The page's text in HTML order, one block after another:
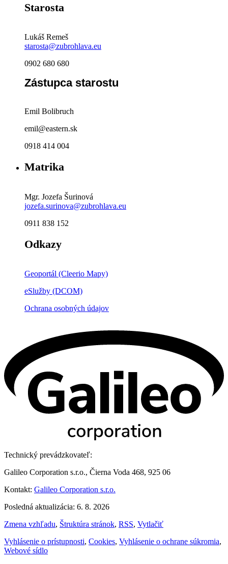
Starosta
Lukáš Remeš
starosta@zubrohlava.eu
0902 680 680
Zástupca starostu
Emil Bolibruch
emil@eastern.sk
0918 414 004
Matrika
Mgr. Jozefa Šurinová
jozefa.surinova@zubrohlava.eu
0911 838 152
Odkazy
Geoportál (Cleerio Mapy)
eSlužby (DCOM)
Ochrana osobných údajov
Technický prevádzkovateľ:
Galileo Corporation s.r.o., Čierna Voda 468, 925 06
Kontakt: Galileo Corporation s.r.o.
Posledná aktualizácia: 6. 8. 2026
Zmena vzhľadu, Štruktúra stránok, RSS, Vytlačiť
Vyhlásenie o prístupnosti, Cookies, Vyhlásenie o ochrane súkromia,
Webové sídlo